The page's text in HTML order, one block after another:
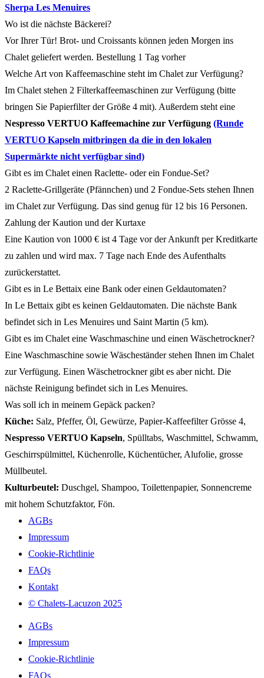
Sherpa Les Menuires
Wo ist die nächste Bäckerei?
Vor Ihrer Tür! Brot- und Croissants können jeden Morgen ins
Chalet geliefert werden. Bestellung 1 Tag vorher
Welche Art von Kaffeemaschine steht im Chalet zur Verfügung?
Im Chalet stehen 2 Filterkaffeemaschinen zur Verfügung (bitte
bringen Sie Papierfilter der Größe 4 mit). Außerdem steht eine
Nespresso VERTUO Kaffeemachine zur Verfügung (Runde
VERTUO Kapseln mitbringen da die in den lokalen
Supermärkte nicht verfügbar sind)
Gibt es im Chalet einen Raclette- oder ein Fondue-Set?
2 Raclette-Grillgeräte (Pfännchen) und 2 Fondue-Sets stehen Ihnen
im Chalet zur Verfügung. Das sind genug für 12 bis 16 Personen.
Zahlung der Kaution und der Kurtaxe
Eine Kaution von 1000 € ist 4 Tage vor der Ankunft per Kreditkarte
zu zahlen und wird max. 7 Tage nach Ende des Aufenthalts
zurückerstattet.
Gibt es in Le Bettaix eine Bank oder einen Geldautomaten?
In Le Bettaix gibt es keinen Geldautomaten. Die nächste Bank
befindet sich in Les Menuires und Saint Martin (5 km).
Gibt es im Chalet eine Waschmaschine und einen Wäschetrockner?
Eine Waschmaschine sowie Wäscheständer stehen Ihnen im Chalet
zur Verfügung. Einen Wäschetrockner gibt es aber nicht. Die
nächste Reinigung befindet sich in Les Menuires.
Was soll ich in meinem Gepäck packen?
Küche: Salz, Pfeffer, Öl, Gewürze, Papier-Kaffeefilter Grösse 4,
Nespresso VERTUO Kapseln, Spülltabs, Waschmittel, Schwamm,
Geschirrspülmittel, Küchenrolle, Küchentücher, Alufolie, grosse
Müllbeutel.
Kulturbeutel: Duschgel, Shampoo, Toilettenpapier, Sonnencreme
mit hohem Schutzfaktor, Fön.
AGBs
Impressum
Cookie-Richtlinie
FAQs
Kontakt
©️ Chalets-Lacuzon 2025
AGBs
Impressum
Cookie-Richtlinie
FAQs